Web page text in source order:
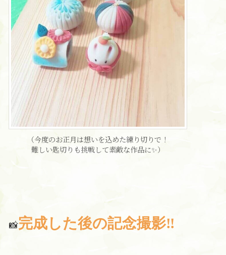
（今度のお正月は想いを込めた練り切りで！
難しい匙切りも挑戦して素敵な作品に✨）
📸完成した後の記念撮影‼